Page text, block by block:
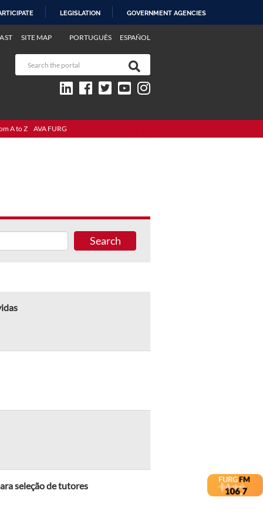
LEGISLATION GOVERNMENT AGENCIES
PORTUGUÊS ESPAÑOL
SITE MAP
A to Z AVA FURG
Search
seleção de tutores